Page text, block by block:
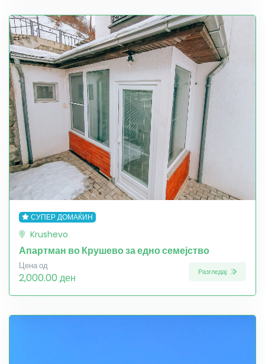
СУПЕР ДОМАЌИН
Krushevo
Апартман во Крушево за едно семејство
Цена од
2,000.00 ден Разгледај